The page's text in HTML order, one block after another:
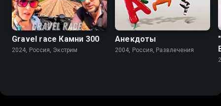
Gravel race Камни 300
2024, Россия, Экстрим
Анекдоты
2004, Россия, Развлечения